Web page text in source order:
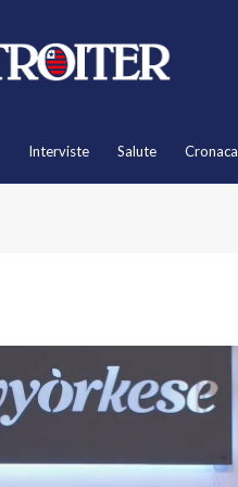
Interviste Salute Cronaca